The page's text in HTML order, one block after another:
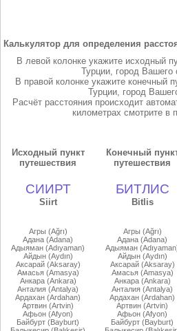
Калькулятор для определения
В левой колонке укажите исходный
Турции, город Вашего
В правой колонке укажите конечный
Турции, город
Расчёт расстояния происходит
километрах смотрите в
Исходный пункт
путешествия
СИИРТ
Siirt
Конечный
путешествия
БИТЛИС
Bitlis
Агры (Ağrı)
Адана (Adana)
Адыяман (Adıyaman)
Айдын (Aydın)
Аксарай (Aksaray)
Амасья (Amasya)
Анкара (Ankara)
Анталия (Antalya)
Ардахан (Ardahan)
Артвин (Artvin)
Афьон (Afyon)
Байбурт (Bayburt)
Агры (Ağrı)
Адана (Adana)
Адыяман
Айдын (Aydın)
Аксарай (Aksaray)
Амасья (Amasya)
Анкара (Ankara)
Анталия (Antalya)
Ардахан (Ardahan)
Артвин (Artvin)
Афьон (Afyon)
Байбурт (Bayburt)